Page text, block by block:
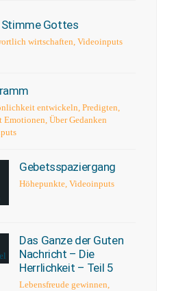
Stimme Gottes
wirtschaften, Videoinputs
entwickeln, Predigten,
Emotionen, Über Gedanken
Gebetsspaziergang
Höhepunkte,Videoinputs
Das Ganze der Guten
Nachricht – Die
Herrlichkeit – Teil 5
Lebensfreude gewinnen,